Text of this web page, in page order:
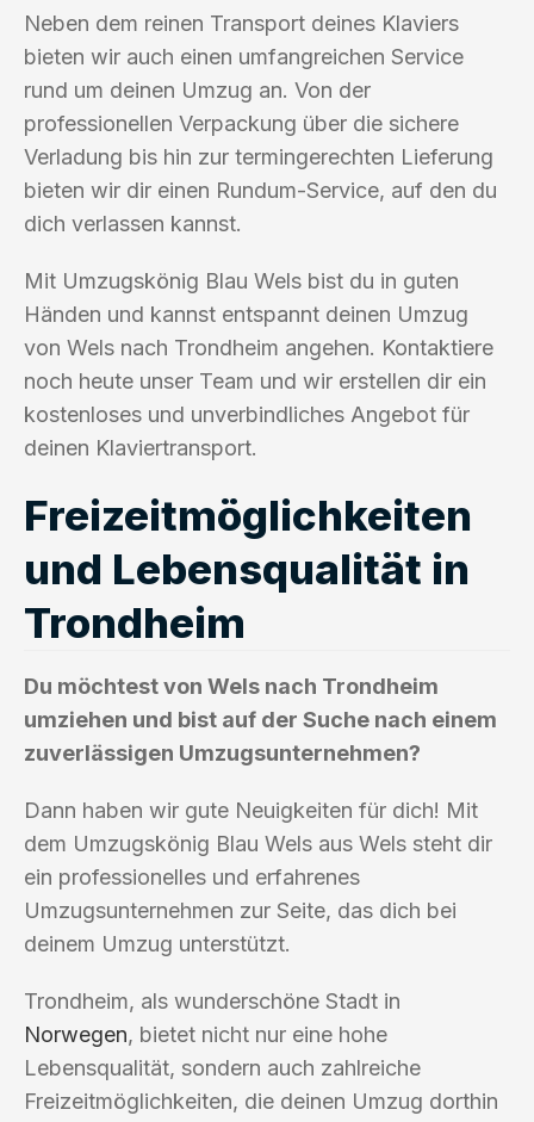
Neben dem reinen Transport deines Klaviers
bieten wir auch einen umfangreichen Service
rund um deinen Umzug an. Von der
professionellen Verpackung über die sichere
Verladung bis hin zur termingerechten Lieferung
bieten wir dir einen Rundum-Service, auf den du
dich verlassen kannst.
Mit Umzugskönig Blau Wels bist du in guten
Händen und kannst entspannt deinen Umzug
von Wels nach Trondheim angehen. Kontaktiere
noch heute unser Team und wir erstellen dir ein
kostenloses und unverbindliches Angebot für
deinen Klaviertransport.
Freizeitmöglichkeiten
und Lebensqualität in
Trondheim
Du möchtest von Wels nach Trondheim
umziehen und bist auf der Suche nach einem
zuverlässigen Umzugsunternehmen?
Dann haben wir gute Neuigkeiten für dich! Mit
dem Umzugskönig Blau Wels aus Wels steht dir
ein professionelles und erfahrenes
Umzugsunternehmen zur Seite, das dich bei
deinem Umzug unterstützt.
Trondheim, als wunderschöne Stadt in
Norwegen, bietet nicht nur eine hohe
Lebensqualität, sondern auch zahlreiche
Freizeitmöglichkeiten, die deinen Umzug dorthin